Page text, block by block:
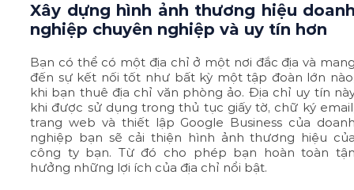
Xây dựng hình ảnh thương hiệu
nghiệp chuyên nghiệp và uy tín hơn
Bạn có thể có một địa chỉ ở một nơi đắc địa và
đến sự kết nối tốt như bất kỳ một tập đoàn lớn
khi bạn thuê địa chỉ văn phòng ảo. Địa chỉ uy tín
khi được sử dụng trong thủ tục giấy tờ, chữ ký
trang web và thiết lập Google Business của
nghiệp bạn sẽ cải thiện hình ảnh thương hiệu
công ty bạn. Từ đó cho phép bạn hoàn toàn
hưởng những lợi ích của địa chỉ nổi bật.